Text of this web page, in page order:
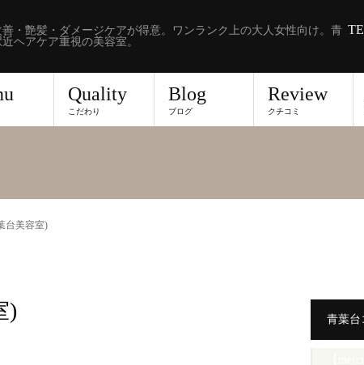
・艶髪・ダメージケアが得意。ワンランク上の大人女性向け。青
ヘアケア重視の美容室。
Quality
こだわり
Blog
ブログ
Review
クチコミ
台美容室)
) 青葉台